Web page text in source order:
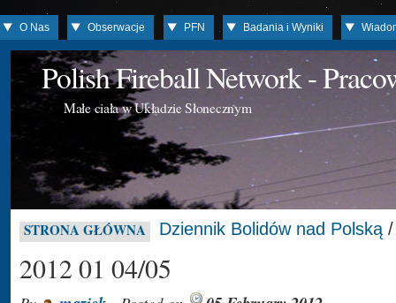
O Nas Obserwacje PFN Badania i Wyniki
Polish Fireball Network -
Małe ciała w Układzie Słonecznym
STRONA GŁÓWNA Dziennik Bolidów nad Polską
2012 01 04/05